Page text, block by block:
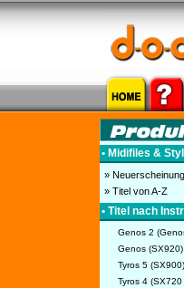
• Midifiles &
»
» Titel von A-Z
• Titel nach
Genos 2
Genos (SX920)
Tyros 5 (SX900)
Tyros 4